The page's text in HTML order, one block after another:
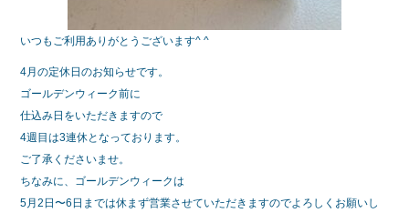
いつもご利用ありがとうございます^ ^
4月の定休日のお知らせです。
ゴールデンウィーク前に
仕込み日をいただきますので
4週目は3連休となっております。
ご了承くださいませ。
ちなみに、ゴールデンウィークは
5月2日〜6日までは休まず営業させていただきますのでよろしくお願いし